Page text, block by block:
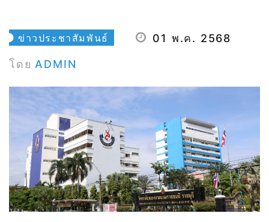
ข่าวประชาสัมพันธ์ 01 พ.ค. 2568
โดย ADMIN